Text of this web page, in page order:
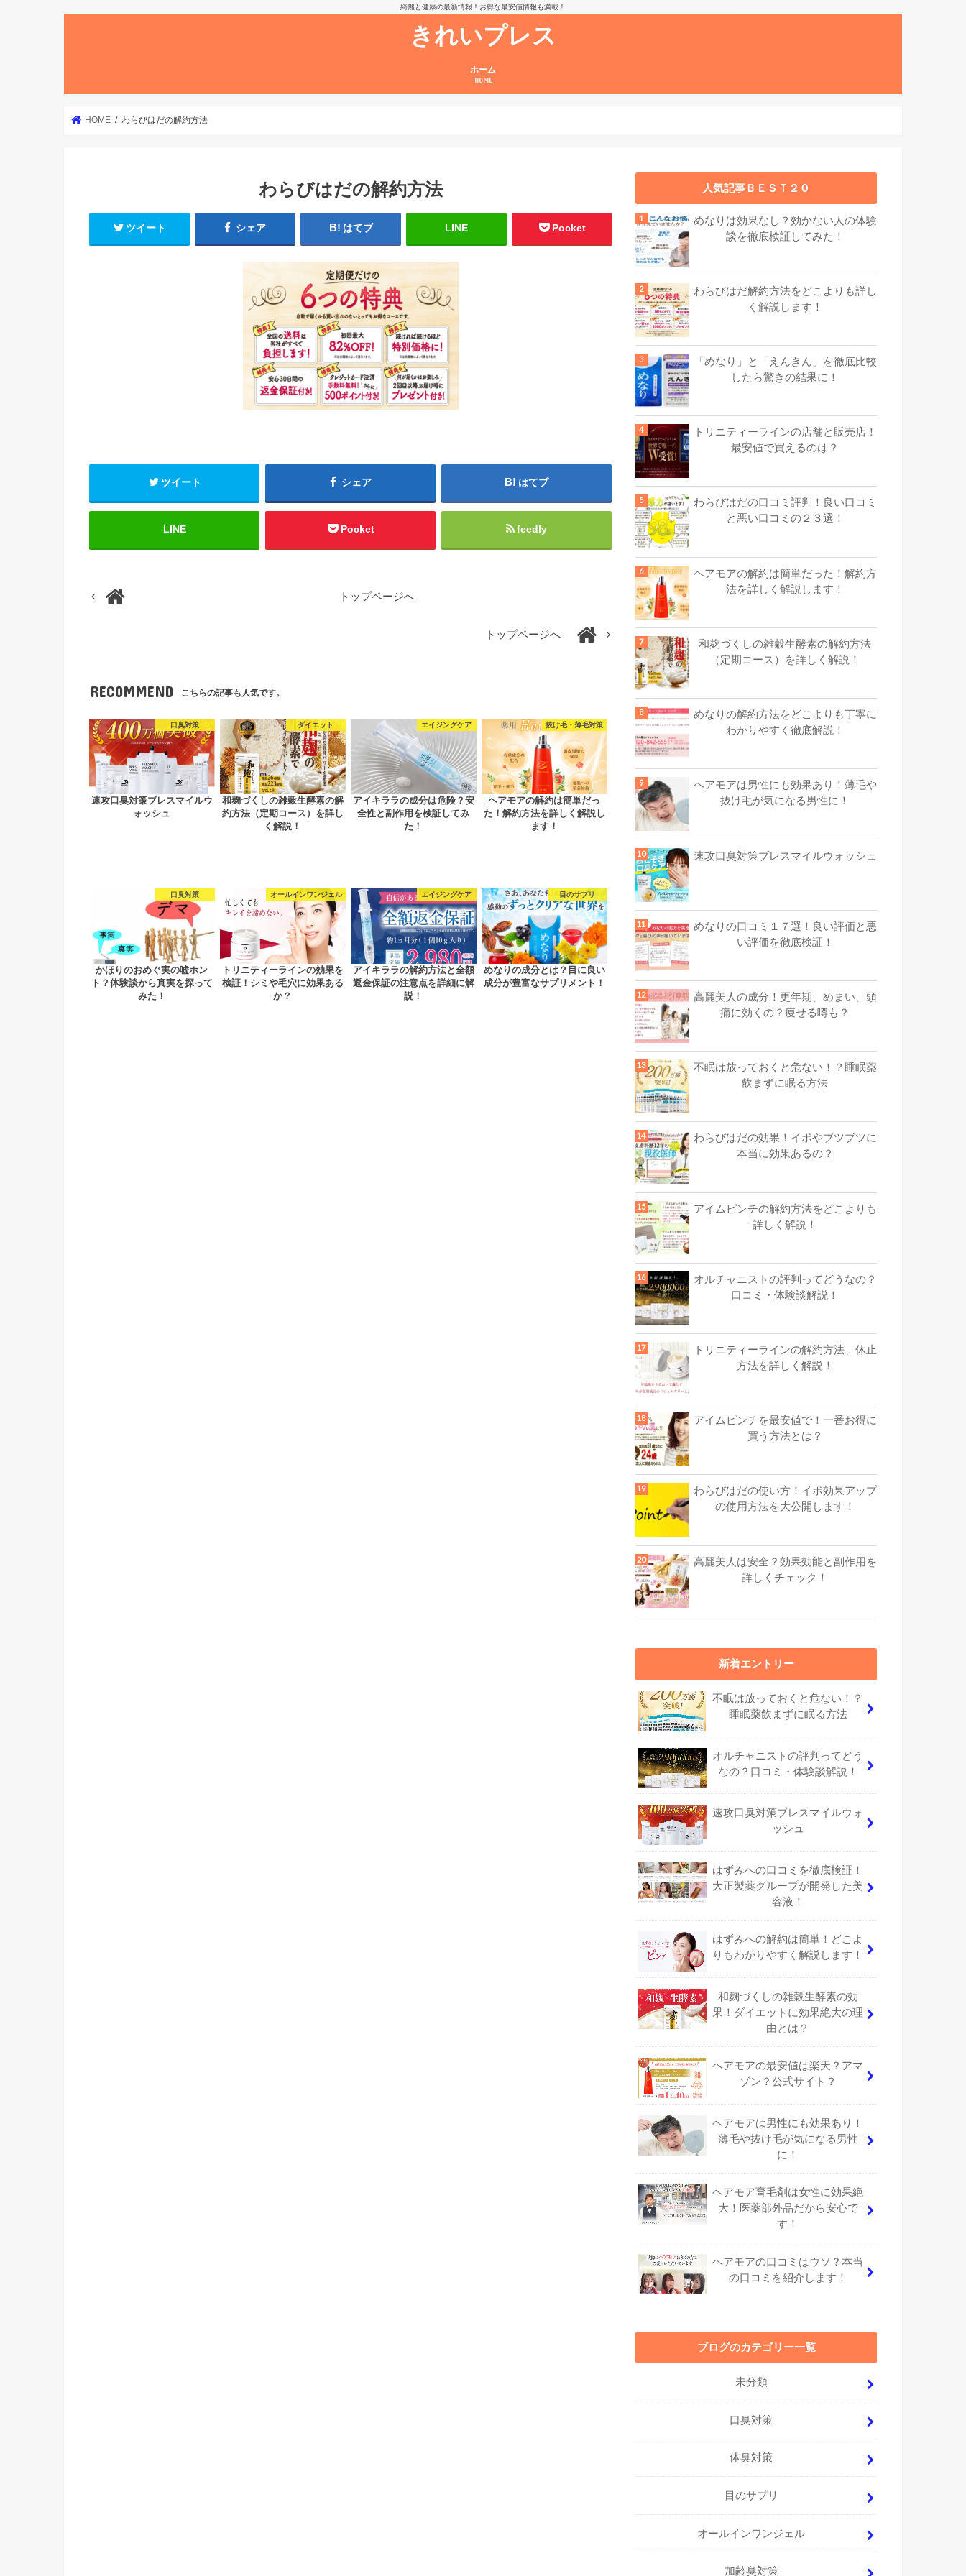
綺麗と健康の最新情報！お得な最安値情報も満載！
きれいプレス
ホーム
HOME
HOME わらびはだの解約方法
わらびはだの解約方法
ツイート シェア はてブ LINE Pocket
ツイート シェア はてブ
LINE Pocket feedly
トップページへ
トップページへ
RECOMMEND こちらの記事も人気です。
口臭対策
速攻口臭対策ブレスマイルウ
ォッシュ
ダイエット
和麹づくしの雑穀生酵素の解
約方法（定期コース）を詳し
く解説！
エイジングケア
アイキララの成分は危険？安
全性と副作用を検証してみ
た！
抜け毛・薄毛対策
ヘアモアの解約は簡単だっ
た！解約方法を詳しく解説し
ます！
口臭対策
かほりのおめぐ実の嘘ホン
ト？体験談から真実を探って
みた！
オールインワンジェル
トリニティーラインの効果を
検証！シミや毛穴に効果ある
か？
エイジングケア
アイキララの解約方法と全額
返金保証の注意点を詳細に解
説！
目のサプリ
めなりの成分とは？目に良い
成分が豊富なサプリメント！
人気記事ＢＥＳＴ２０
めなりは効果なし？効かない人の体験
談を徹底検証してみた！
わらびはだ解約方法をどこよりも詳し
く解説します！
「めなり」と「えんきん」を徹底比較
したら驚きの結果に！
トリニティーラインの店舗と販売店！
最安値で買えるのは？
わらびはだの口コミ評判！良い口コミ
と悪い口コミの２３選！
ヘアモアの解約は簡単だった！解約方
法を詳しく解説します！
和麹づくしの雑穀生酵素の解約方法
（定期コース）を詳しく解説！
めなりの解約方法をどこよりも丁寧に
わかりやすく徹底解説！
ヘアモアは男性にも効果あり！薄毛や
抜け毛が気になる男性に！
速攻口臭対策ブレスマイルウォッシュ
めなりの口コミ１７選！良い評価と悪
い評価を徹底検証！
高麗美人の成分！更年期、めまい、頭
痛に効くの？痩せる噂も？
不眠は放っておくと危ない！？睡眠薬
飲まずに眠る方法
わらびはだの効果！イボやブツブツに
本当に効果あるの？
アイムピンチの解約方法をどこよりも
詳しく解説！
オルチャニストの評判ってどうなの？
口コミ・体験談解説！
トリニティーラインの解約方法、休止
方法を詳しく解説！
アイムピンチを最安値で！一番お得に
買う方法とは？
わらびはだの使い方！イボ効果アップ
の使用方法を大公開します！
高麗美人は安全？効果効能と副作用を
詳しくチェック！
新着エントリー
不眠は放っておくと危ない！？
睡眠薬飲まずに眠る方法
オルチャニストの評判ってどう
なの？口コミ・体験談解説！
速攻口臭対策ブレスマイルウォ
ッシュ
はずみへの口コミを徹底検証！
大正製薬グループが開発した美
容液！
はずみへの解約は簡単！どこよ
りもわかりやすく解説します！
和麹づくしの雑穀生酵素の効
果！ダイエットに効果絶大の理
由とは？
ヘアモアの最安値は楽天？アマ
ゾン？公式サイト？
ヘアモアは男性にも効果あり！
薄毛や抜け毛が気になる男性
に！
ヘアモア育毛剤は女性に効果絶
大！医薬部外品だから安心で
す！
ヘアモアの口コミはウソ？本当
の口コミを紹介します！
ブログのカテゴリー一覧
未分類
口臭対策
体臭対策
目のサプリ
オールインワンジェル
加齢臭対策